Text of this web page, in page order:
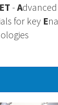
-Advanced
for key E